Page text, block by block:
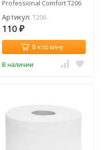
Professional Comfort T206
Артикул: T206
110 ₽
В корзину
В наличии